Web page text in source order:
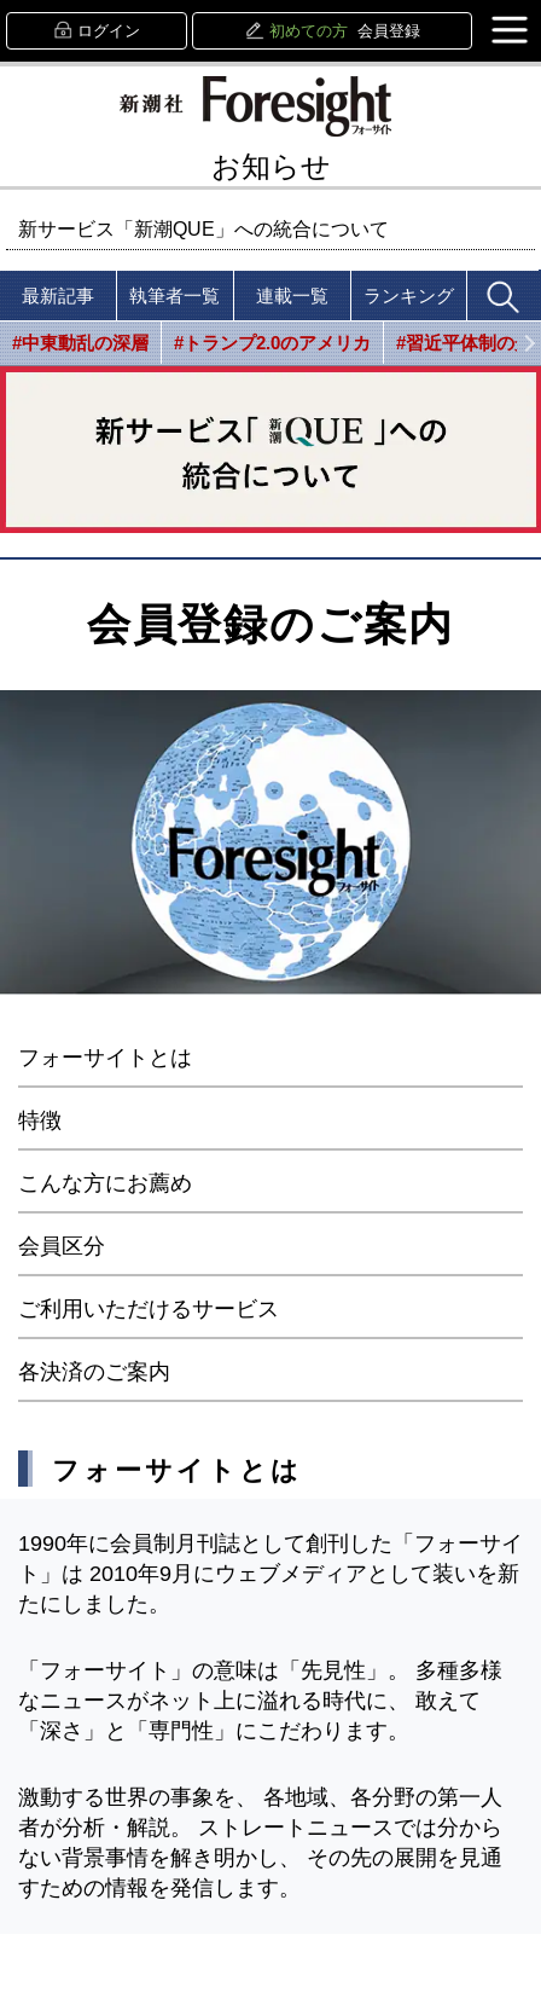
ログイン 初めての方 会員登録
お知らせ
新サービス「新潮QUE」への統合について
最新記事 執筆者一覧 連載一覧 ランキング
#中東動乱の深層 #トランプ2.0のアメリカ #習近平体制の光
会員登録のご案内
フォーサイトとは
特徴
こんな方にお薦め
会員区分
ご利用いただけるサービス
各決済のご案内
フォーサイトとは
1990年に会員制月刊誌として創刊した「フォーサイ
ト」は 2010年9月にウェブメディアとして装いを新
たにしました。
「フォーサイト」の意味は「先見性」。 多種多様
なニュースがネット上に溢れる時代に、 敢えて
「深さ」と「専門性」にこだわります。
激動する世界の事象を、 各地域、各分野の第一人
者が分析・解説。 ストレートニュースでは分から
ない背景事情を解き明かし、 その先の展開を見通
すための情報を発信します。